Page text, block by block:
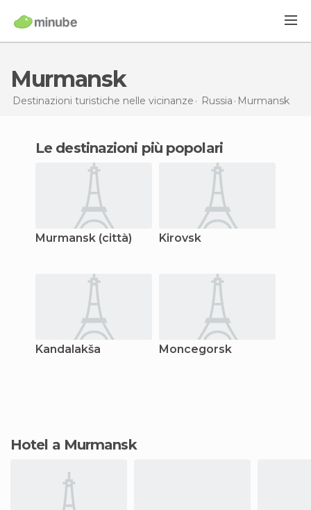
Murmansk
Destinazioni turistiche nelle vicinanze Russia Murmansk
Le destinazioni più popolari
Murmansk (città) Kirovsk
Kandalakša Moncegorsk
Hotel a Murmansk